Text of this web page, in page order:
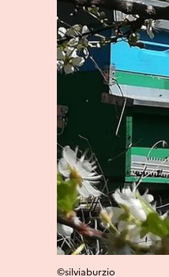
©silviaburzio